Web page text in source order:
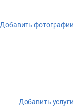
Добавить фотографии
Добавить услуги